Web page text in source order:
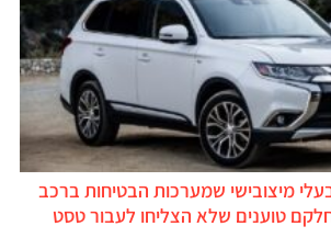
מיצובישי שמערכות הבטיחות ברכב
טוענים שלא הצליחו לעבור טסט